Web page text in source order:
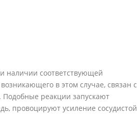
наличии соответствующей
в этом случае, связан с
Подобные реакции запускают
провоцируют усиление сосудистой